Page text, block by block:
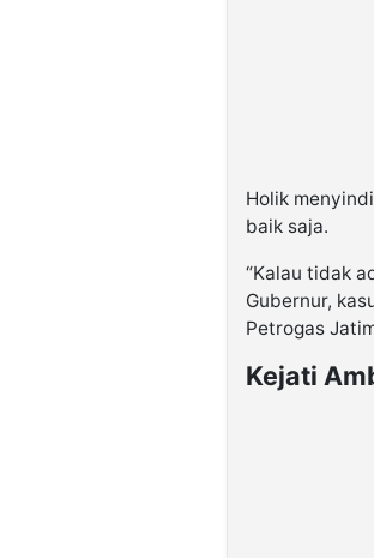
Holik
baik saja.
“Kalau tidak
Gubernur,
Petrogas
Kejati